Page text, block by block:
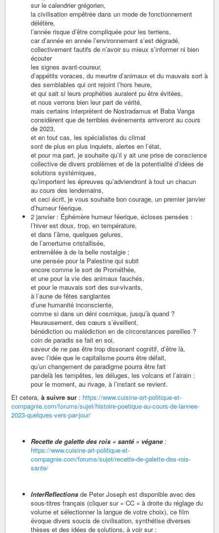
sur le calendrier grégorien,
la civilisation empêtrée dans un mode de fonctionnement
délétère,
l’année risque d’être compliquée pour les terriens,
car d’année en année l’environnement s’est dégradé,
collectivement fautifs de n’avoir su mieux s’informer ni bien
écouter
les signes avant-coureur,
d’appétits voraces, du meurtre d’animaux et du mauvais sort à
des semblables qui ont rejoint l’hors heure,
et qui sait si leurs prophéties auraient pu être évitées,
et nous verrons bien leur part de vérité,
mais certains interprètent de Nostradamus et Baba Vanga
considèrent que de terribles événements arriveront au cours
de 2023,
et en tout cas, les spécialistes du climat
sont de plus en plus inquiets, alertes en l’état,
et pour ma part, je souhaite qu’il y ait une prise de conscience
collective de divers problèmes et de la potentialité d’idées de
solutions systémiques,
qu’importent les épreuves qu’adviendront à tout un chacun
au cours des lendemains,
et ceci écrit, je vous souhaite bon courage, un premier janvier
d’humeur féerique.
2 janvier : Éphémère humeur féerique, écloses pensées :
l’hiver est doux, trop, en température,
et dans l’âme, quelques gelures,
de l’amertume cristallisée,
entremêlée à de la belle nostalgie ;
une pensée pour la Palestine qui subit
encore comme le sort de Prométhée,
et une pour la vie des animaux fauchés,
et pour le mauvais sort des sur-vivants,
à l’aune de fêtes sanglantes
d’une humanité inconsciente,
comme si dans un déni cosmique, jusqu’à quand ?
Heureusement, des cœurs s’éveillent,
bénédiction ou malédiction en de circonstances pareilles ?
coin de paradis se fait en soi,
saveur de ne pas être trop dissonant cognitif, d’être là,
avec l’idée que le capitalisme pourra être défait,
qu’un changement de paradigme pourra être fait
par-delà les tempêtes, les déluges, les volcans et l’airain ;
pour le moment, au rivage, à l’instant se revient.
Et cetera, à suivre sur : https://www.cuisine-art-politique-et-
compagnie.com/forums/sujet/histoire-poetique-au-cours-de-lannee-
2023-quelques-vers-par-jour/
Recette de galette des rois « santé » végane :
https://www.cuisine-art-politique-et-
compagnie.com/forums/sujet/recette-de-galette-des-rois-
sante/
InterReflections de Peter Joseph est disponible avec des
sous-titres français (cliquer sur « CC » à droite du réglage du
volume et sélectionner la langue de votre choix), ce film
évoque divers soucis de civilisation, synthétise diverses
thèses et des idées de solutions, à voir sur :